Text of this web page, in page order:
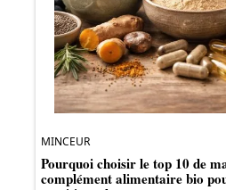
MINCEUR
Pourquoi choisir le top 10 de
complément alimentaire bio